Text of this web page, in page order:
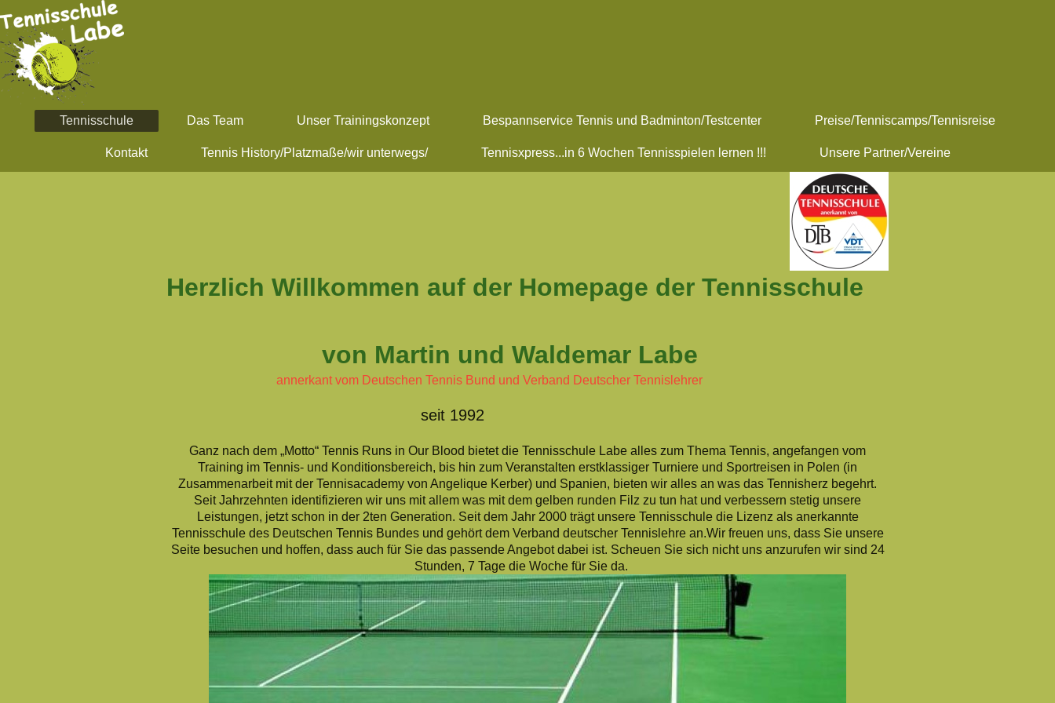
Tennisschule Das Team Unser Trainingskonzept Bespannservice Tennis und Badminton/Testcenter Preise/Tenniscamps/Tennisreise
Kontakt Tennis History/Platzmaße/wir unterwegs/ Tennisxpress...in 6 Wochen Tennisspielen lernen !!! Unsere Partner/Vereine
Herzlich Willkommen auf der Homepage der Tennisschule
von Martin und Waldemar Labe
annerkant vom Deutschen Tennis Bund und Verband Deutscher Tennislehrer
seit 1992
Ganz nach dem „Motto“ Tennis Runs in Our Blood bietet die Tennisschule Labe alles zum Thema Tennis, angefangen vom
Training im Tennis- und Konditionsbereich, bis hin zum Veranstalten erstklassiger Turniere und Sportreisen in Polen (in
Zusammenarbeit mit der Tennisacademy von Angelique Kerber) und Spanien, bieten wir alles an was das Tennisherz begehrt.
Seit Jahrzehnten identifizieren wir uns mit allem was mit dem gelben runden Filz zu tun hat und verbessern stetig unsere
Leistungen, jetzt schon in der 2ten Generation. Seit dem Jahr 2000 trägt unsere Tennisschule die Lizenz als anerkannte
Tennisschule des Deutschen Tennis Bundes und gehört dem Verband deutscher Tennislehre an.Wir freuen uns, dass Sie unsere
Seite besuchen und hoffen, dass auch für Sie das passende Angebot dabei ist. Scheuen Sie sich nicht uns anzurufen wir sind 24
Stunden, 7 Tage die Woche für Sie da.